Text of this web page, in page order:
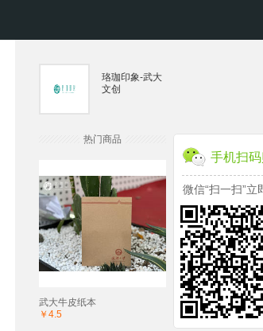
珞珈印象-武大
文创
热门商品
武大牛皮纸本
￥4.5
手机扫
微信“扫一扫”立